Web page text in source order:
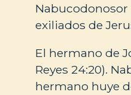
Nabucodonosor
exiliados de
El hermano de
Reyes 24:20).
hermano huye